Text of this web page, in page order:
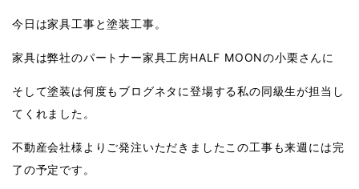
今日は家具工事と塗装工事。
家具は弊社のパートナー家具工房HALF MOONの小栗さんに
そして塗装は何度もブログネタに登場する私の同級生が担当し
てくれました。
不動産会社様よりご発注いただきましたこの工事も来週には完
了の予定です。